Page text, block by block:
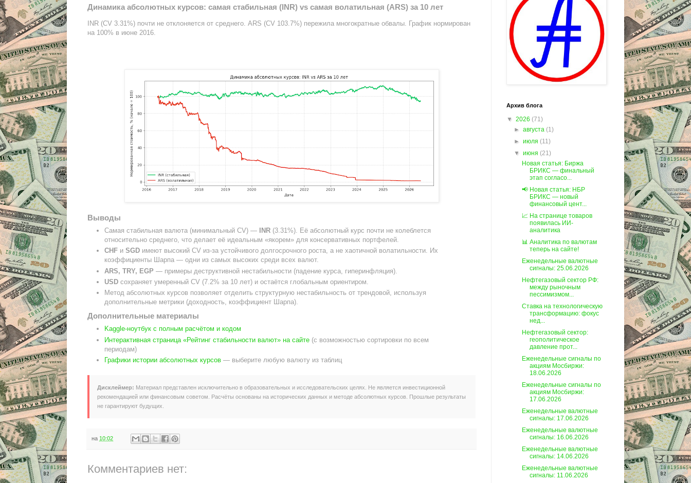
Динамика абсолютных курсов: самая стабильная (INR) vs самая волатильная (ARS) за 10 лет
INR (CV 3.31%) почти не отклоняется от среднего. ARS (CV 103.7%) пережила многократные обвалы. График нормирован
на 100% в июне 2016.
Выводы
Самая стабильная валюта (минимальный CV) — INR (3.31%). Её абсолютный курс почти не колеблется
относительно среднего, что делает её идеальным «якорем» для консервативных портфелей.
CHF и SGD имеют высокий CV из-за устойчивого долгосрочного роста, а не хаотичной волатильности. Их
коэффициенты Шарпа — одни из самых высоких среди всех валют.
ARS, TRY, EGP — примеры деструктивной нестабильности (падение курса, гиперинфляция).
USD сохраняет умеренный CV (7.2% за 10 лет) и остаётся глобальным ориентиром.
Метод абсолютных курсов позволяет отделить структурную нестабильность от трендовой, используя
дополнительные метрики (доходность, коэффициент Шарпа).
Дополнительные материалы
Kaggle-ноутбук с полным расчётом и кодом
Интерактивная страница «Рейтинг стабильности валют» на сайте (с возможностью сортировки по всем
периодам)
Графики истории абсолютных курсов — выберите любую валюту из таблиц
Дисклеймер: Материал представлен исключительно в образовательных и исследовательских целях. Не является инвестиционной
рекомендацией или финансовым советом. Расчёты основаны на исторических данных и методе абсолютных курсов. Прошлые результаты
не гарантируют будущих.
на 10:02
Комментариев нет:
Архив блога
▼ 2026 (71)
►августа(1)
►июля(11)
▼июня(21)
Новая статья: Биржа
БРИКС — финальный
этап согласо...
📢 Новая статья: НБР
БРИКС — новый
финансовый цент...
📈 На странице товаров
появилась ИИ-
аналитика
📊 Аналитика по валютам
теперь на сайте!
Еженедельные валютные
сигналы: 25.06.2026
Нефтегазовый сектор РФ:
между рыночным
пессимизмом...
Ставка на технологическую
трансформацию: фокус
нед...
Нефтегазовый сектор:
геополитическое
давление прот...
Еженедельные сигналы по
акциям Мосбиржи:
18.06.2026
Еженедельные сигналы по
акциям Мосбиржи:
17.06.2026
Еженедельные валютные
сигналы: 17.06.2026
Еженедельные валютные
сигналы: 16.06.2026
Еженедельные валютные
сигналы: 14.06.2026
Еженедельные валютные
сигналы: 11.06.2026